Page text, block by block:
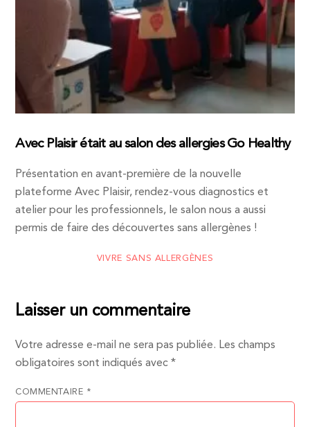
Avec Plaisir était au salon des allergies Go Healthy
Présentation en avant-première de la nouvelle
plateforme Avec Plaisir, rendez-vous diagnostics et
atelier pour les professionnels, le salon nous a aussi
permis de faire des découvertes sans allergènes !
VIVRE SANS ALLERGÈNES
Laisser un commentaire
Votre adresse e-mail ne sera pas publiée. Les champs
obligatoires sont indiqués avec*
COMMENTAIRE *